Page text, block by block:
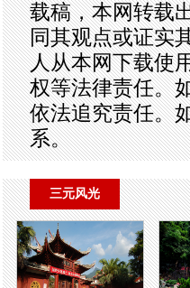
载稿，本网转载
同其观点或证实
人从本网下载使
权等法律责任。
依法追究责任。
系。
三元风光